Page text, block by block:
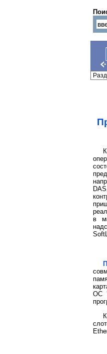
в
ОС